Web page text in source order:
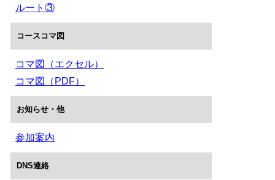
ルート③
コースコマ図
コマ図（エクセル）
コマ図（PDF）
お知らせ・他
参加案内
DNS連絡